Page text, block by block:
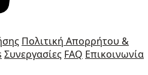
Πολιτική Απορρήτου &
Συνεργασίες FAQ Επικοινωνία